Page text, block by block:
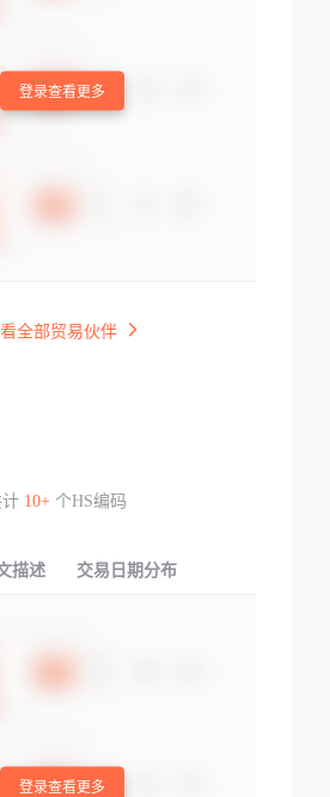
登录查看更多
全部贸易伙伴
10+个HS编码
描述 交易日期分布
登录查看更多